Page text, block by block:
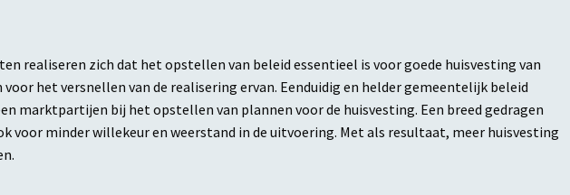
realiseren zich dat het opstellen van beleid essentieel is voor goede huisvesting van
het versnellen van de realisering ervan. Eenduidig en helder gemeentelijk beleid
marktpartijen bij het opstellen van plannen voor de huisvesting. Een breed gedragen
voor minder willekeur en weerstand in de uitvoering. Met als resultaat, meer huisvesting